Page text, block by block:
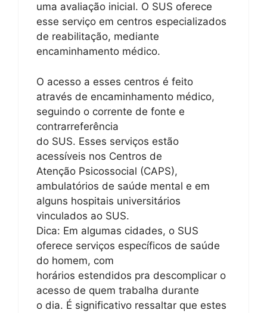
uma avaliação inicial. O SUS oferece
esse serviço em centros especializados
de reabilitação, mediante
encaminhamento médico.
O acesso a esses centros é feito
através de encaminhamento médico,
seguindo o corrente de fonte e
contrarreferência
do SUS. Esses serviços estão
acessíveis nos Centros de
Atenção Psicossocial (CAPS),
ambulatórios de saúde mental e em
alguns hospitais universitários
vinculados ao SUS.
Dica: Em algumas cidades, o SUS
oferece serviços específicos de saúde
do homem, com
horários estendidos pra descomplicar o
acesso de quem trabalha durante
o dia. É significativo ressaltar que estes